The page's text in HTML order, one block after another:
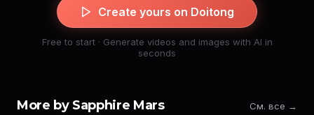
Create yours on Doitong
Free to start · Generate videos and images with AI in
seconds
More by Sapphire Mars См. все →